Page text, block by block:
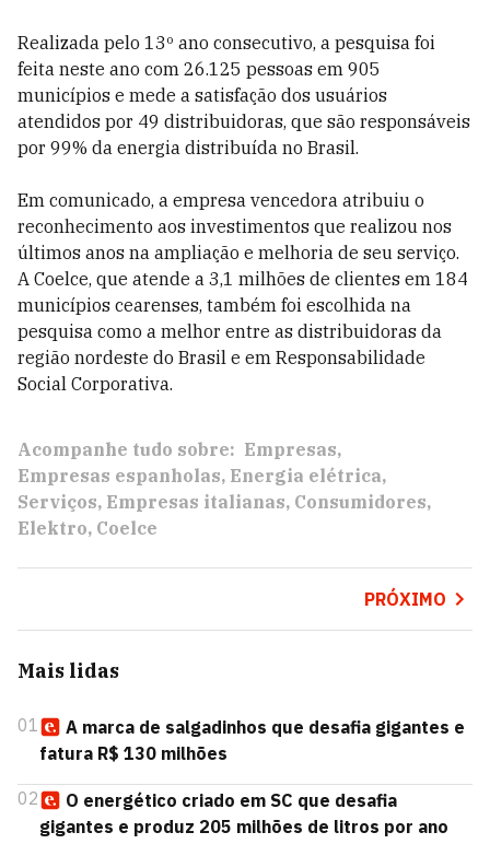
Realizada pelo 13º ano consecutivo, a pesquisa foi
feita neste ano com 26.125 pessoas em 905
municípios e mede a satisfação dos usuários
atendidos por 49 distribuidoras, que são responsáveis
por 99% da energia distribuída no Brasil.
Em comunicado, a empresa vencedora atribuiu o
reconhecimento aos investimentos que realizou nos
últimos anos na ampliação e melhoria de seu serviço.
A Coelce, que atende a 3,1 milhões de clientes em 184
municípios cearenses, também foi escolhida na
pesquisa como a melhor entre as distribuidoras da
região nordeste do Brasil e em Responsabilidade
Social Corporativa.
Acompanhe tudo sobre: Empresas
Empresas espanholas Energia elétrica
Serviços Empresas italianas Consumidores
Elektro Coelce
PRÓXIMO
Mais lidas
01
A marca de salgadinhos que desafia gigantes e
fatura R$ 130 milhões
02
O energético criado em SC que desafia
gigantes e produz 205 milhões de litros por ano